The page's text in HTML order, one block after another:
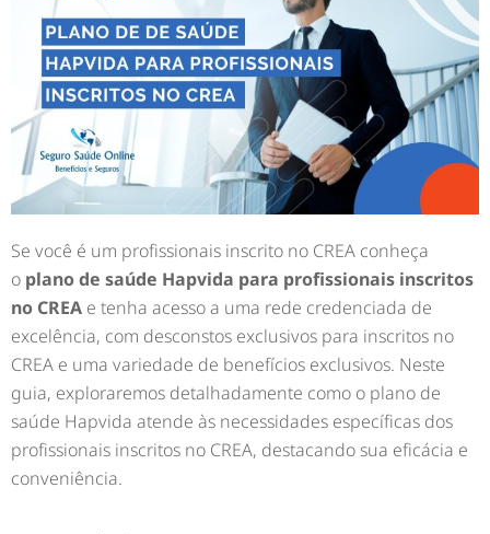
Se você é um profissionais inscrito no CREA conheça
o plano de saúde Hapvida para profissionais inscritos
no CREA e tenha acesso a uma rede credenciada de
excelência, com desconstos exclusivos para inscritos no
CREA e uma variedade de benefícios exclusivos. Neste
guia, exploraremos detalhadamente como o plano de
saúde Hapvida atende às necessidades específicas dos
profissionais inscritos no CREA, destacando sua eficácia e
conveniência.